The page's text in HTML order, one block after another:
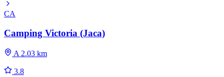
CA
Camping Victoria (Jaca)
A 2.03 km
3.8